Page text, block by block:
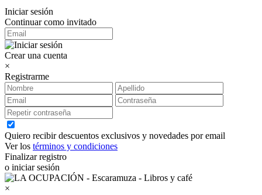
Iniciar sesión
Continuar como invitado
Crear una cuenta
×
Registrarme
Quiero recibir descuentos exclusivos y novedades por email
Ver los términos y condiciones
Finalizar registro
o iniciar sesión
×